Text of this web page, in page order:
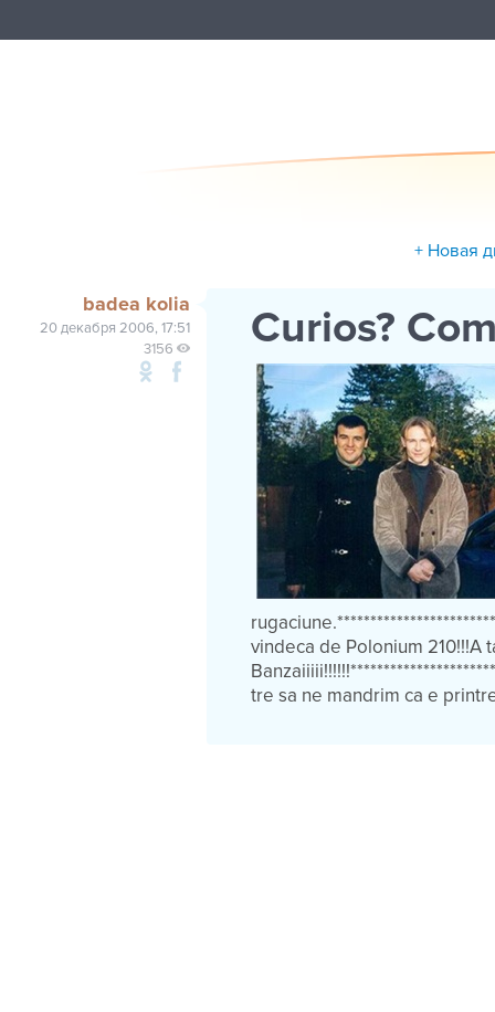
+ Новая
badea kolia
20 декабря 2006, 17:51
3156
Curios?
vindeca de Polonium 210!!!A
tre sa ne mandrim ca e